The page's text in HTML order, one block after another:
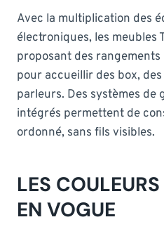
Avec la multiplication des
électroniques, les meubles
proposant des
pour accueillir des box,
parleurs. Des systèmes de
intégrés permettent de
ordonné, sans fils visibles.
LES
EN VOGUE